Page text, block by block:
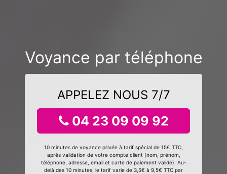
Voyance par téléphone
APPELEZ NOUS 7/7
04 23 09 09 92
10 minutes de voyance privée à tarif spécial de 15€ TTC,
après validation de votre compte client (nom, prénom,
téléphone, adresse, email et carte de paiement valide). Au-
delà des 10 minutes, le tarif varie de 3,5€ à 9,5€ TTC par